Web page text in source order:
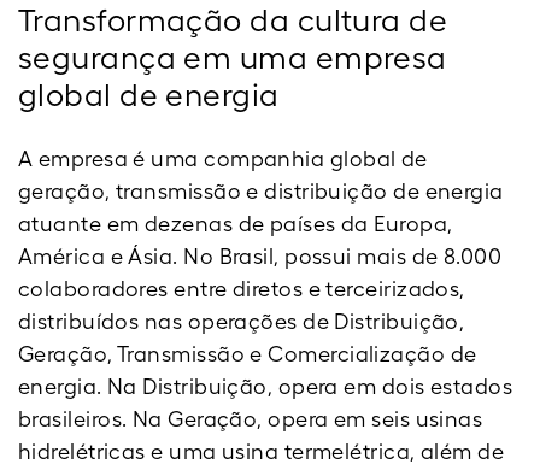
Transformação da cultura de
segurança em uma empresa
global de energia
A empresa é uma companhia global de
geração, transmissão e distribuição de energia
atuante em dezenas de países da Europa,
América e Ásia. No Brasil, possui mais de 8.000
colaboradores entre diretos e terceirizados,
distribuídos nas operações de Distribuição,
Geração, Transmissão e Comercialização de
energia. Na Distribuição, opera em dois estados
brasileiros. Na Geração, opera em seis usinas
hidrelétricas e uma usina termelétrica, além de